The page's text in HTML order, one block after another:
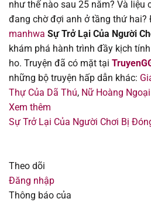
Chapter 189
Chapter 188
Chapter 187
Chapter 186
Chapter 185
Chapter 184
Chapter 183
như thế nào sau 25 năm? Và liệu
đang chờ đợi anh ở tầng thứ hai?
manhwa Sự Trở Lại Của Người
khám phá hành trình đầy kịch
ho. Truyện đã có mặt tại
những bộ truyện hấp dẫn khác:
Thự Của Dã Thú, Nữ Hoàng
Xem thêm
Sự Trở Lại Của Người Chơi Bị
Theo dõi
Đăng nhập
Thông báo của